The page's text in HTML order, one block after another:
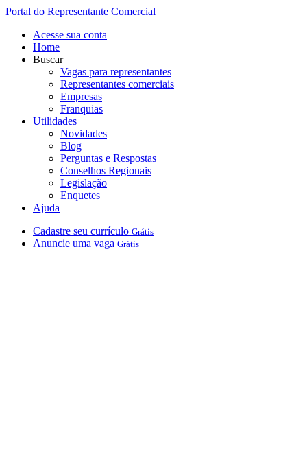
Portal do Representante Comercial
Acesse sua conta
Home
Buscar
Vagas para representantes
Representantes comerciais
Empresas
Franquias
Utilidades
Novidades
Blog
Perguntas e Respostas
Conselhos Regionais
Legislação
Enquetes
Ajuda
Cadastre seu currículo Grátis
Anuncie uma vaga Grátis